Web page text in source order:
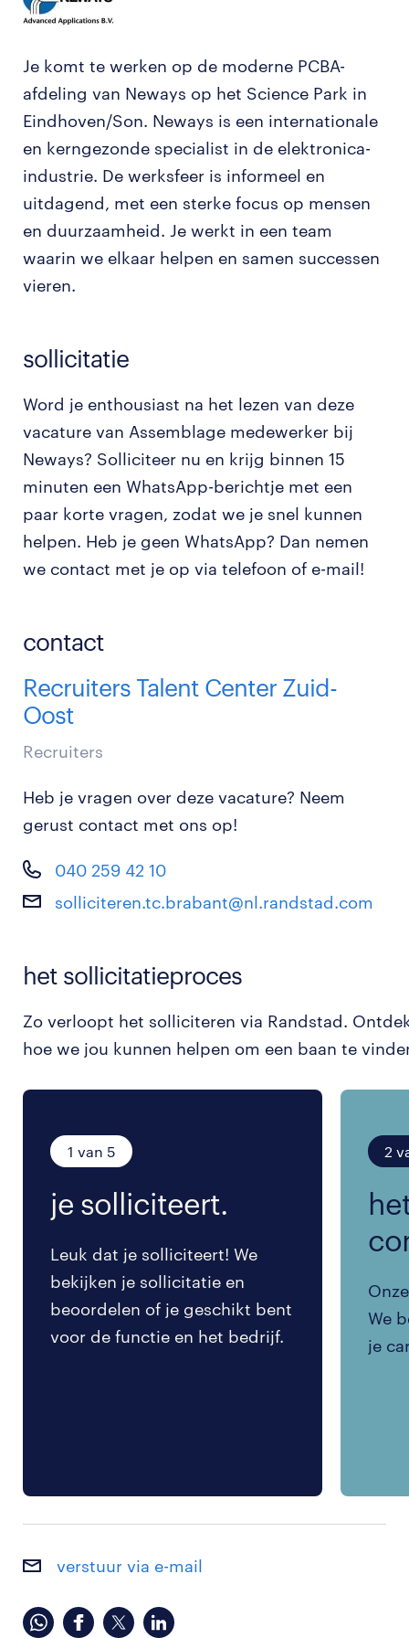
Je komt te werken op de moderne PCBA-
afdeling van Neways op het Science Park in
Eindhoven/Son. Neways is een internationale
en kerngezonde specialist in de elektronica-
industrie. De werksfeer is informeel en
uitdagend, met een sterke focus op mensen
en duurzaamheid. Je werkt in een team
waarin we elkaar helpen en samen successen
vieren.
sollicitatie
Word je enthousiast na het lezen van deze
vacature van Assemblage medewerker bij
Neways? Solliciteer nu en krijg binnen 15
minuten een WhatsApp-berichtje met een
paar korte vragen, zodat we je snel kunnen
helpen. Heb je geen WhatsApp? Dan nemen
we contact met je op via telefoon of e-mail!
contact
Recruiters Talent Center Zuid-
Oost
Recruiters
Heb je vragen over deze vacature? Neem
gerust contact met ons op!
040 259 42 10
solliciteren.tc.brabant@nl.randstad.com
het sollicitatieproces
Zo verloopt het solliciteren via Randstad.
hoe we jou kunnen helpen om een baan te
1 van 5
je solliciteert.
Leuk dat je solliciteert! We
bekijken je sollicitatie en
beoordelen of je geschikt bent
voor de functie en het bedrijf.
2
We
je
verstuur via e-mail